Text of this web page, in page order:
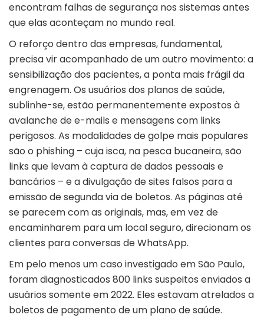
encontram falhas de segurança nos sistemas antes
que elas aconteçam no mundo real.
O reforço dentro das empresas, fundamental,
precisa vir acompanhado de um outro movimento: a
sensibilização dos pacientes, a ponta mais frágil da
engrenagem. Os usuários dos planos de saúde,
sublinhe-se, estão permanentemente expostos à
avalanche de e-mails e mensagens com links
perigosos. As modalidades de golpe mais populares
são o phishing – cuja isca, na pesca bucaneira, são
links que levam à captura de dados pessoais e
bancários – e a divulgação de sites falsos para a
emissão de segunda via de boletos. As páginas até
se parecem com as originais, mas, em vez de
encaminharem para um local seguro, direcionam os
clientes para conversas de WhatsApp.
Em pelo menos um caso investigado em São Paulo,
foram diagnosticados 800 links suspeitos enviados a
usuários somente em 2022. Eles estavam atrelados a
boletos de pagamento de um plano de saúde.